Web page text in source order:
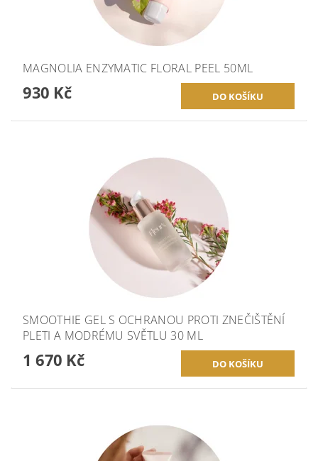
MAGNOLIA ENZYMATIC FLORAL PEEL 50ML
930 Kč
SMOOTHIE GEL S OCHRANOU PROTI ZNEČIŠTĚNÍ
PLETI A MODRÉMU SVĚTLU 30 ML
1 670 Kč